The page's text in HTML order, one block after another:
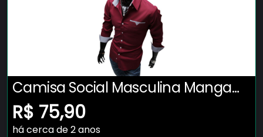
Camisa Social Masculina Manga
Longa - Slim Fit Nacional
R$ 75,90
há cerca de 2 anos